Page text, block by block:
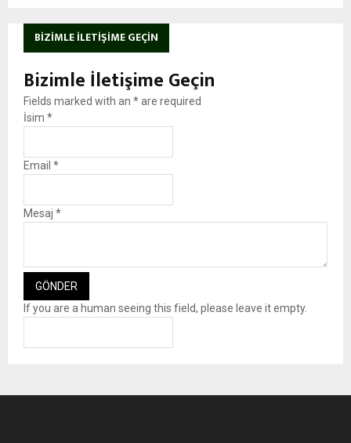
BIZIMLE İLETIŞIME GEÇIN
Bizimle İletişime Geçin
Fields marked with an *are required
İsim *
Email *
Mesaj *
If you are a human seeing this field, please leave it empty.